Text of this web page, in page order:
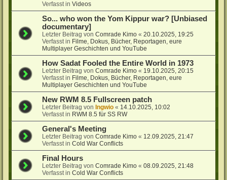
Verfasst inVideos
So... who won the Yom Kippur war? [Unbiased
documentary]
Letzter Beitrag vonComrade Kimo «20.10.2025, 19:25
Verfasst in Filme, Dokus, Bücher, Reportagen, eure
Multiplayer Geschichten und YouTube
How Sadat Fooled the Entire World in 1973
Letzter Beitrag vonComrade Kimo « 19.10.2025, 20:15
Verfasst in Filme, Dokus, Bücher, Reportagen, eure
Multiplayer Geschichten und YouTube
New RWM 8.5 Fullscreen patch
Letzter Beitrag vonIngwio « 14.10.2025, 10:02
Verfasst in RWM 8.5 für SS RW
General's Meeting
Letzter Beitrag vonComrade Kimo « 12.09.2025, 21:47
Verfasst inCold War Conflicts
Final Hours
Letzter Beitrag vonComrade Kimo «08.09.2025, 21:48
Verfasst inCold War Conflicts